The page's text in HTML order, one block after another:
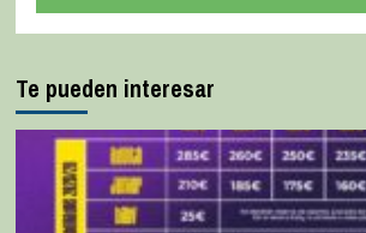
Te pueden interesar